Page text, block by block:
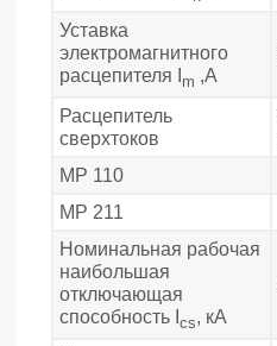
Уставка
электромагнитного
расцепителя I
m ,А
Расцепитель
сверхтоков
МР 110
МР 211
Номинальная рабочая
наибольшая
отключающая
способность I cs, кА